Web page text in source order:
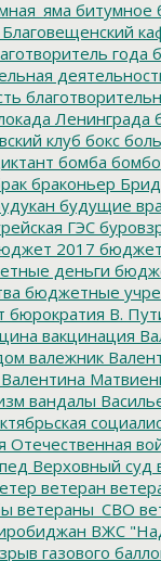
битумное
Благовещенский
года
Ленинграда
клуб бокс
бомба
браконьер
будущие
ГЭС
2017
деньги
бюджетные
бюрократия В.
вакцинация
валежник
Валентина
вандалы
Отечественная
Верховный суд
ветеран
ветераны_СВО
ВЖС
газового